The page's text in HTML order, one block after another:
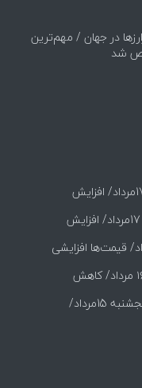
در جهان / مهم‌ترین
شد
قیمت طلا و سکه امروز شنبه 17مرداد/ افزایش
قیمت طلای 18عیار امروز شنبه 17مرداد/ افزایش
قیمت طلا و سکه امروز جمعه ۱۶ مرداد/ کاهش
قیمت طلا، دلار و سکه امروز پنجشنبه 15مرداد/